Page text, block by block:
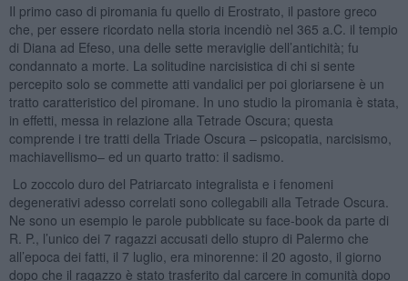
Il primo caso di piromania fu quello di Erostrato, il pastore greco
che, per essere ricordato nella storia incendiò nel 365 a.C. il tempio
di Diana ad Efeso, una delle sette meraviglie dell’antichità; fu
condannato a morte. La solitudine narcisistica di chi si sente
percepito solo se commette atti vandalici per poi gloriarsene è un
tratto caratteristico del piromane. In uno studio la piromania è stata,
in effetti, messa in relazione alla Tetrade Oscura; questa
comprende i tre tratti della Triade Oscura – psicopatia, narcisismo,
machiavellismo– ed un quarto tratto: il sadismo.
Lo zoccolo duro del Patriarcato integralista e i fenomeni
degenerativi adesso correlati sono collegabili alla Tetrade Oscura.
Ne sono un esempio le parole pubblicate su face-book da parte di
R. P., l’unico dei 7 ragazzi accusati dello stupro di Palermo che
all’epoca dei fatti, il 7 luglio, era minorenne: il 20 agosto, il giorno
dopo che il ragazzo è stato trasferito dal carcere in comunità dopo